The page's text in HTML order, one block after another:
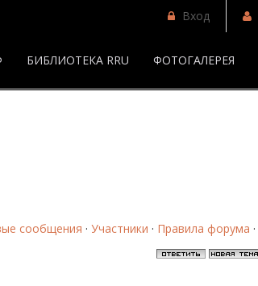
Вход
БИБЛИОТЕКА RRU ФОТОГАЛЕРЕЯ
сообщения · Участники · Правила форума ·